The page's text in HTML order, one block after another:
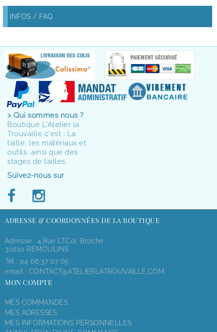
INFOS / FAQ
> Qui sommes nous ?
Boutique L'Atelier la
Trouvaille c'est : La
taille, les matériaux et
outils, ainsi que des
stages de tailles.
Suivez-nous sur
ADRESSE & COORDONNÉES DE LA BOUTIQUE
Adresse : 4,rue LT.Col. Broche
30210 REMOULINS
Tél : 04 66 37 07 65
email : CONTACT@ATELIERLATROUVAILLE.COM
MON COMPTE
MES COMMANDES
MES ADRESSES
MES INFORMATIONS PERSONNELLES